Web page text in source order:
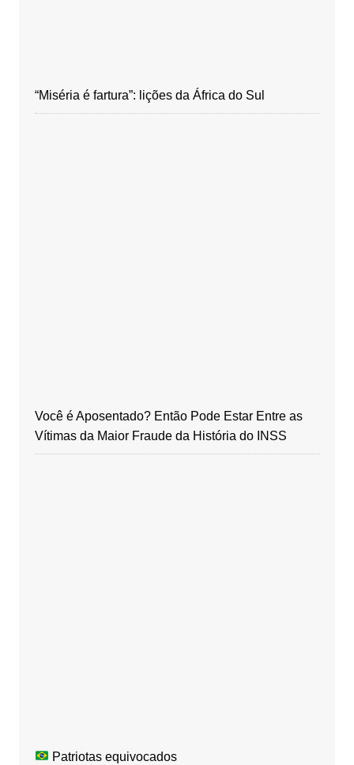
“Miséria é fartura”: lições da África do Sul
Você é Aposentado? Então Pode Estar Entre as
Vítimas da Maior Fraude da História do INSS
Patriotas equivocados